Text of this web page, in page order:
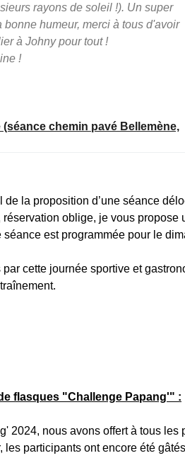
rayons de soleil !). Un super
humeur, merci à tous d'avoir
à Johny pour tout !
!
chemin pavé Bellemène,
de la proposition d’une séance
oblige, je vous
est programmée pour le
cette journée sportive et
flasques "Challenge Papang'" :
2024, nous avons offert à tous
les participants ont encore été